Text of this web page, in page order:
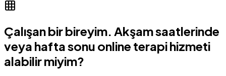
Çalışan bir bireyim. Akşam saatlerinde
veya hafta sonu online terapi hizmeti
alabilir miyim?